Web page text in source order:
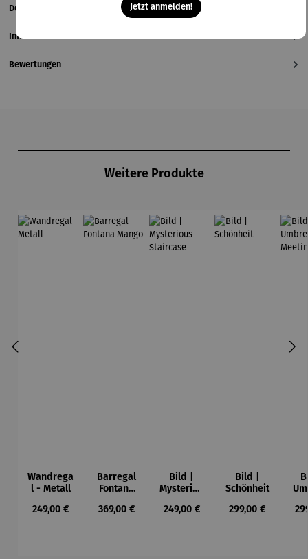
Details
Informationen zum Hersteller
Bewertungen
Weitere Produkte
Wandrega
l - Metall
Regulärer Preis:
249,00 €
Barregal
Fontana
Regulärer Preis:
369,00 €
Bild |
Mysteriou
Staircase
Regulärer Preis:
249,00 €
Bild |
Schönheit
Regulärer Preis:
299,00 €
Jetzt anmelden!